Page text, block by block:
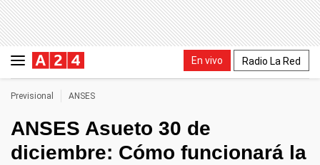
En vivo Radio La Red
Previsional ANSES
ANSES Asueto 30 de
diciembre: Cómo funcionará la